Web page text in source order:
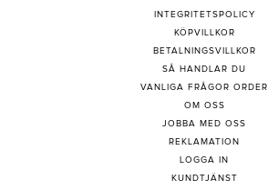
INTEGRITETSPOLICY
KÖPVILLKOR
BETALNINGSVILLKOR
SÅ HANDLAR DU
VANLIGA FRÅGOR ORDER
OM OSS
JOBBA MED OSS
REKLAMATION
LOGGA IN
KUNDTJÄNST